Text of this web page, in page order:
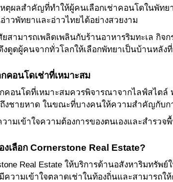
หตุผลสำคัญที่ทำให้ผู้คนเลือกเช่าคอนโดในพัทย
าวพัทยาและอ่าวไทยได้อย่างสวยงาม
ยสามารถเพลิดเพลินกับร้านอาหารริมทะเล กิ
งดูดผู้คนจากทั่วโลกให้เลือกพัทยาเป็นบ้านหลัง
กคอนโดเช่าที่เหมาะสม
กคอนโดที่เหมาะสมควรพิจารณาจากไลฟ์สไต
ถึงชายหาด ในขณะที่บางคนให้ความสำคัญกับก
วามเข้าใจความต้องการของตนเองและสำรว
งเลือก Cornerstone Real Estate?
Real Estate ให้บริการด้านอสังหาริมทรั
ความเข้าใจตลาดเช่าในท้องถิ่นและสามารถ